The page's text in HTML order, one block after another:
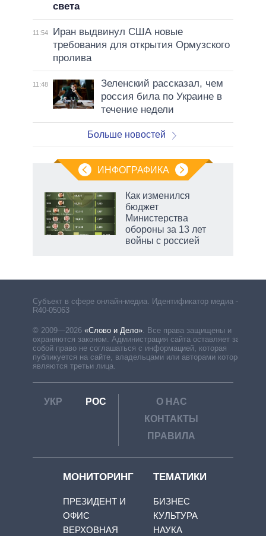
света
11:54
Иран выдвинул США новые
требования для открытия Ормузского
пролива
11:48
Зеленский рассказал, чем
россия била по Украине в
течение недели
Больше новостей
ИНФОГРАФИКА
Как изменился
бюджет
Министерства
обороны за 13 лет
войны с россией
Субъект в сфере онлайн-медиа. Идентификатор медиа –
R40-05063
© 2009—2026 «Слово и Дело». Все права защищены и
охраняются законом. Администрация сайта оставляет за
собой право не соглашаться с информацией, которая
публикуется на сайте, владельцами или авторами которой
являются третьи лица.
УКР РОС
О НАС
КОНТАКТЫ
ПРАВИЛА
МОНИТОРИНГ
ПРЕЗИДЕНТ И
ОФИС
ВЕРХОВНАЯ
ТЕМАТИКИ
БИЗНЕС
КУЛЬТУРА
НАУКА